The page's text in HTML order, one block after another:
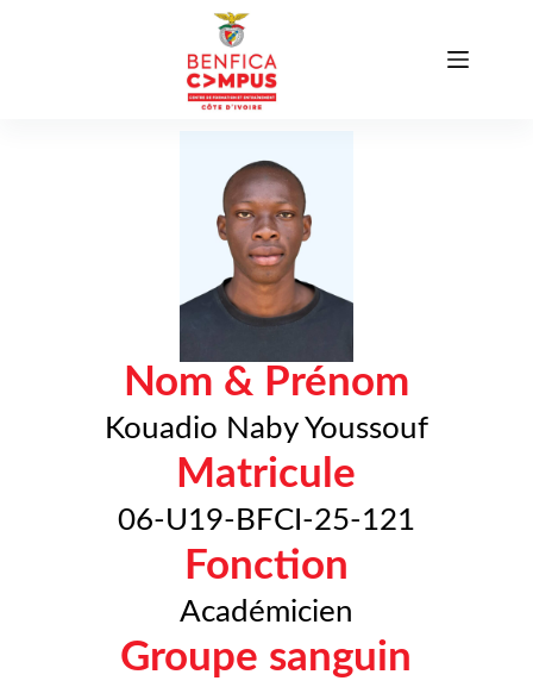
Nom & Prénom
Kouadio Naby Youssouf
Matricule
06-U19-BFCI-25-121
Fonction
Académicien
Groupe sanguin